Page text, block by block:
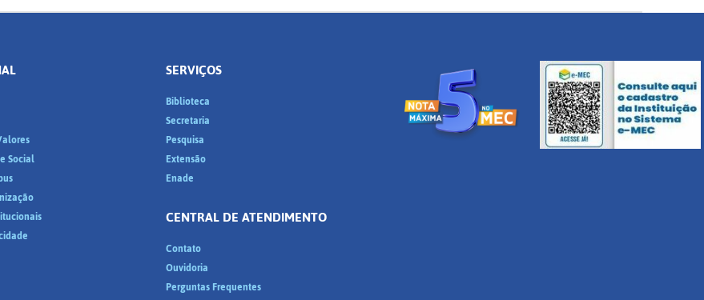
Social
SERVIÇOS
Biblioteca
Secretaria
Pesquisa
Extensão
Enade
CENTRAL DE ATENDIMENTO
Contato
Ouvidoria
Perguntas Frequentes